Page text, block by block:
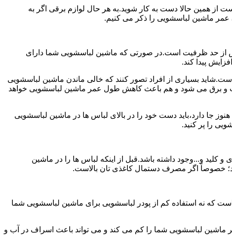
از همین حالا دست به کار شوید.به هر حال لوازم برقی اگر به
از حد ظرفیت است.در صورتی که ماشین لباسشویی شما دارای
بسیاری از افراد تصور کنند که خالی ماندن ماشین لباسشویی
و برق می شود و هم باعث کاهش طول عمر ماشین لباسشویی خواهد
جا دارد،باید دست خود را در بالای لباس ها در ماشین لباسشویی
و...وجود داشته باشد.قبل از اینکه لباس ها را در ماشین
خصوصاً اگر مصرف دستمال کاغذی تان بالاست.
که نه استفاده کم از پودر لباسشویی برای ماشین لباسشویی شما
ماشین لباسشویی شما را کم می کند و می تواند باعث اسراف در آب و